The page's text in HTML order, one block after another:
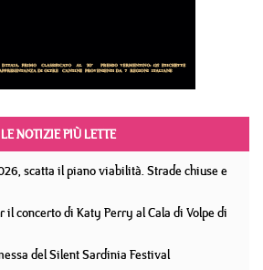
LE NOTIZIE PIÙ LETTE
scatta il piano viabilità. Strade chiuse e
il concerto di Katy Perry al Cala di Volpe di
del Silent Sardinia Festival